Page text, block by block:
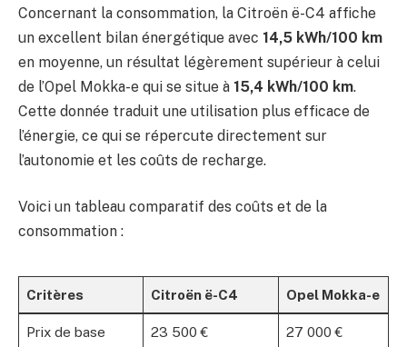
Concernant la consommation, la Citroën ë-C4 affiche
un excellent bilan énergétique avec 14,5 kWh/100 km
en moyenne, un résultat légèrement supérieur à celui
de l’Opel Mokka-e qui se situe à 15,4 kWh/100 km.
Cette donnée traduit une utilisation plus efficace de
l’énergie, ce qui se répercute directement sur
l’autonomie et les coûts de recharge.
Voici un tableau comparatif des coûts et de la
consommation :
Critères Citroën ë-C4 Opel Mokka-e
Prix de base 23 500 € 27 000 €